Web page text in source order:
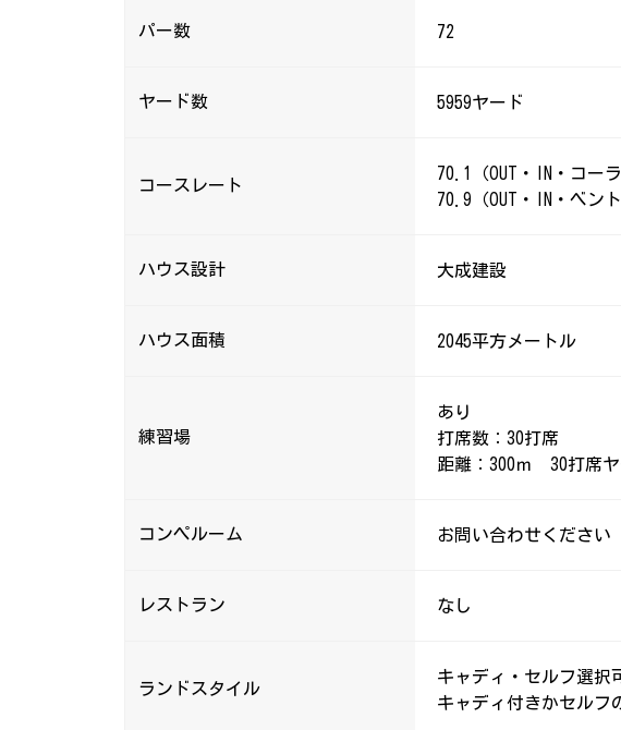
パー数 72
ヤード数 5959ヤード
コースレート
70.1（OUT・IN・コーラ
70.9（OUT・IN・ベント
ハウス設計 大成建設
ハウス面積 2045平方メートル
練習場
あり
打席数：30打席
距離：300ｍ 30打席ヤ
コンペルーム お問い合わせください
レストラン なし
ランドスタイル
キャディ・セルフ選択
キャディ付きかセルフ